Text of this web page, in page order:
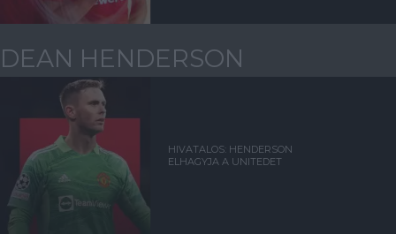
DEAN HENDERSON
HIVATALOS: HENDERSON
ELHAGYJA A UNITEDET